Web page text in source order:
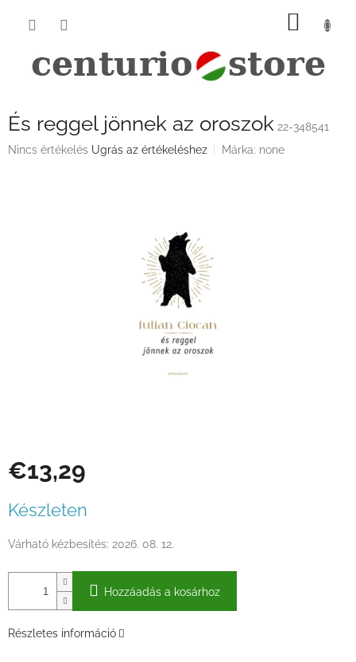
KOSÁR
És reggel jönnek az oroszok 22-348541
A
Nincs értékelés Ugrás az értékeléshez Márka: none
€13,29
Készleten
Várható kézbesítés: 2026. 08. 12.
Hozzáadás a kosárhoz
Részletes információ